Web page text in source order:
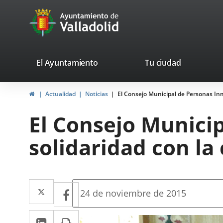
Portal
Web
Ayuntamiento
de
valladolid.es
El Ayuntamiento Tu ciudad
HomeActualidad Noticias El Consejo Municipal de Personas
El Consejo
solidaridad con
Twitter
Enlace
a
Facebook
Enlace
a
Linkedin
EnlacePrint
Fecha
la
noticia
24 de noviembre de 2015